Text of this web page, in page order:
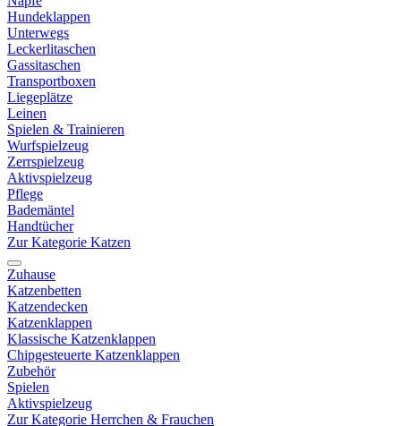
Hundeklappen
Unterwegs
Leckerlitaschen
Gassitaschen
Transportboxen
Liegeplätze
Leinen
Spielen & Trainieren
Wurfspielzeug
Zerrspielzeug
Aktivspielzeug
Pflege
Bademäntel
Handtücher
Zur Kategorie Katzen
Zuhause
Katzenbetten
Katzendecken
Katzenklappen
Klassische Katzenklappen
Chipgesteuerte Katzenklappen
Zubehör
Spielen
Aktivspielzeug
Zur Kategorie Herrchen & Frauchen